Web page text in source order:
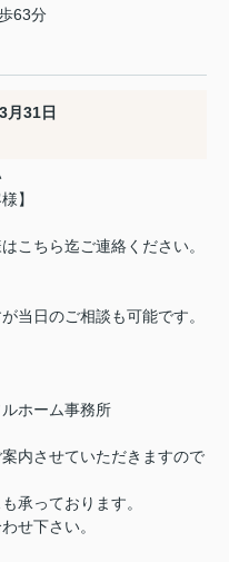
63分
月31日
】
こちら迄ご連絡ください。
当日のご相談も可能です。
ホーム事務所
内させていただきますので
承っております。
せ下さい。